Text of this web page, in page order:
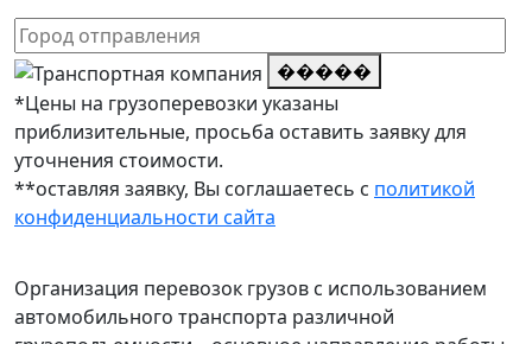
�����
*Цены на грузоперевозки указаны
приблизительные, просьба оставить заявку для
уточнения стоимости.
**оставляя заявку, Вы соглашаетесь с политикой
конфиденциальности сайта
Организация перевозок грузов с использованием
автомобильного транспорта различной